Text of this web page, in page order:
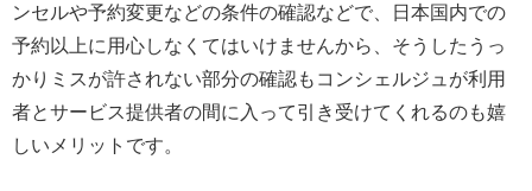
ンセルや予約変更などの条件の確認などで、日本国内での
予約以上に用心しなくてはいけませんから、そうしたうっ
かりミスが許されない部分の確認もコンシェルジュが利用
者とサービス提供者の間に入って引き受けてくれるのも嬉
しいメリットです。